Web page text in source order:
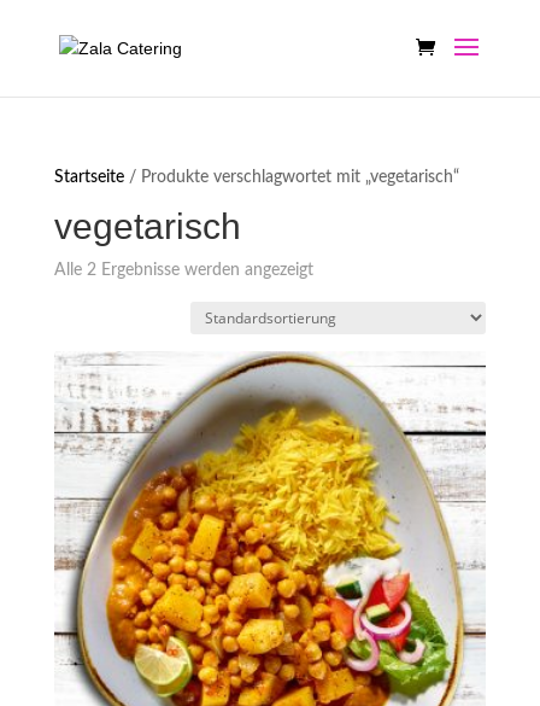
Startseite/ Produkte verschlagwortet mit „vegetarisch“
vegetarisch
Alle 2 Ergebnisse werden angezeigt